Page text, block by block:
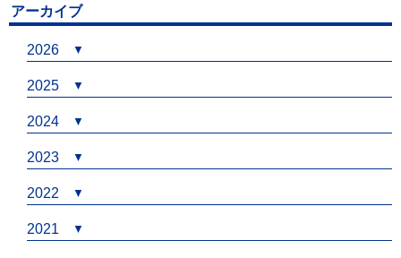
アーカイブ
2026
2025
2024
2023
2022
2021